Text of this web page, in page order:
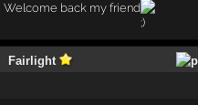
Welcome back my friend
Fairlight